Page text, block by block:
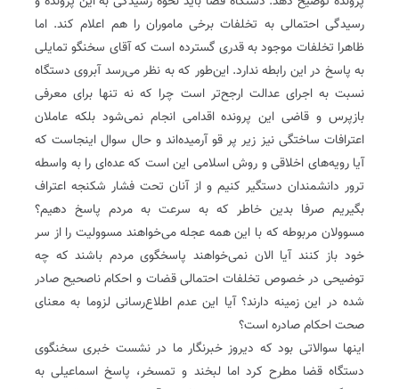
رسیدگی احتمالی به تخلفات برخی ماموران را هم اعلام کند. اما
ظاهرا تخلفات موجود به قدری گسترده است که آقای سخنگو تمایلی
به پاسخ در این رابطه ندارد. این‌طور که به نظر می‌رسد آبروی دستگاه
نسبت به اجرای عدالت ارجح‌تر است چرا که نه تنها برای معرفی
بازپرس و قاضی این پرونده اقدامی انجام نمی‌شود بلکه عاملان
اعترافات ساختگی نیز زیر پر قو آرمیده‌اند و حال سوال اینجاست که
آیا رویه‌های اخلاقی و روش اسلامی این است که عده‌ای را به واسطه
ترور دانشمندان دستگیر کنیم و از آنان تحت فشار شکنجه اعتراف
بگیریم صرفا بدین خاطر که به سرعت به مردم پاسخ دهیم؟
مسوولان مربوطه که با این همه عجله می‌خواهند مسوولیت را از سر
خود باز کنند آیا الان نمی‌خواهند پاسخگوی مردم باشند که چه
توضیحی در خصوص تخلفات احتمالی قضات و احکام ناصحیح صادر
شده در این زمینه دارند؟ آیا این عدم اطلاع‌رسانی لزوما به معنای
صحت احکام صادره است؟
اینها سوالاتی بود که دیروز خبرنگار ما در نشست خبری سخنگوی
دستگاه قضا مطرح کرد اما لبخند و تمسخر، پاسخ اسماعیلی به